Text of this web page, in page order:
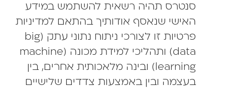
סנטרס תהיה רשאית להשתמש במידע
האישי שנאסף אודותיך בהתאם למדיניות
פרטיות זו לצורכי ניתוח נתוני עתק (big
data) ותהליכי למידת מכונה (machine
learning) ובינה מלאכותית אחרים, בין
בעצמה ובין באמצעות צדדים שלישיים